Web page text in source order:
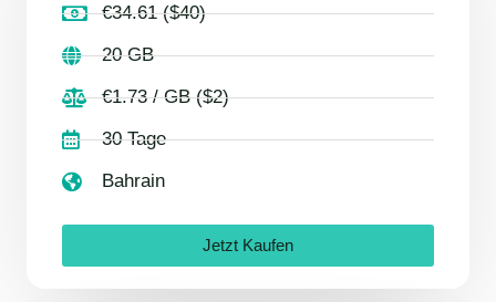
€34.61 ($40)
20 GB
€1.73 / GB ($2)
30 Tage
Bahrain
Jetzt Kaufen